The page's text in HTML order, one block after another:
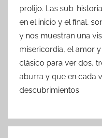
prolijo. Las sub-
en el inicio y el final,
y nos muestran una
misericordia, el amor
clásico para ver dos,
aburra y que en cada
descubrimientos.